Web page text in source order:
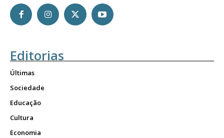
Editorias
Últimas
Sociedade
Educação
Cultura
Economia